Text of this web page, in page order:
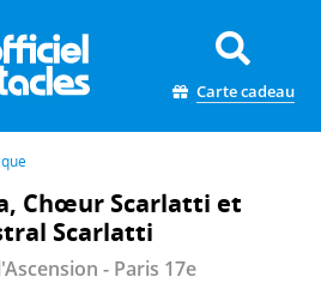
Carte cadeau
Chœur Scarlatti et
Scarlatti
- Paris 17e